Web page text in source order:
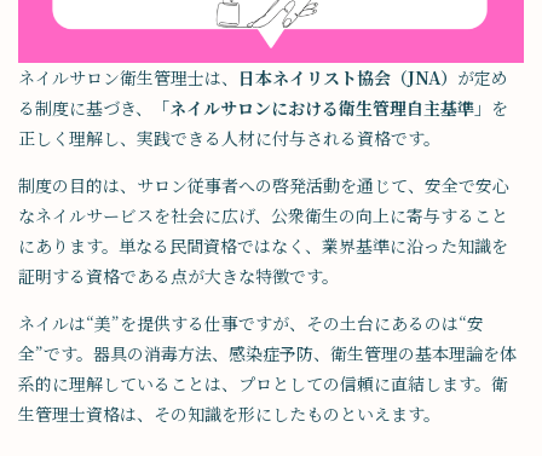
ネイルサロン衛生管理士は、 日本ネイリスト協会（JNA） が定め
る制度に基づき、
「ネイルサロンにおける衛生管理自主基準」 を
正しく理解し、実践できる人材に付与される資格です。
制度の目的は、サロン従事者への啓発活動を通じて、安全で安心
なネイルサービスを社会に広げ、公衆衛生の向上に寄与すること
にあります。単なる民間資格ではなく、業界基準に沿った知識を
証明する資格である点が大きな特徴です。
ネイルは“美”を提供する仕事ですが、その土台にあるのは“安
全”です。器具の消毒方法、感染症予防、衛生管理の基本理論を体
系的に理解していることは、プロとしての信頼に直結します。衛
生管理士資格は、その知識を形にしたものといえます。